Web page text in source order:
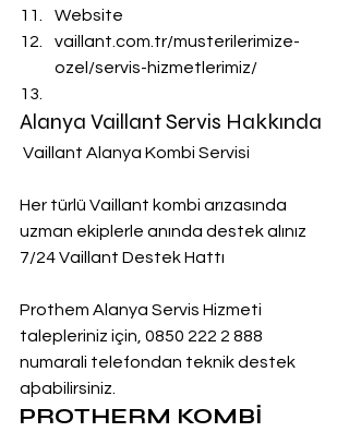
Website
vaillant.com.tr/musterilerimize-
ozel/servis-hizmetlerimiz/
Alanya Vaillant Servis Hakkında
Vaillant Alanya Kombi Servisi
Her türlü Vaillant kombi arızasında
uzman ekiplerle anında destek alınız
7/24 Vaillant Destek Hattı
Prothem Alanya Servis Hizmeti
talepleriniz için, 0850 222 2 888
numarali telefondan teknik destek
aþabilirsiniz.
PROTHERM KOMBİ